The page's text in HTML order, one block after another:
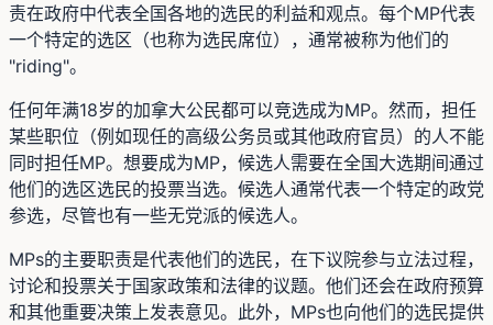
责在政府中代表全国各地的选民的利益和观点。每个MP代表
一个特定的选区（也称为选民席位），通常被称为他们的
"riding"。
任何年满18岁的加拿大公民都可以竞选成为MP。然而，担任
某些职位（例如现任的高级公务员或其他政府官员）的人不能
同时担任MP。想要成为MP，候选人需要在全国大选期间通过
他们的选区选民的投票当选。候选人通常代表一个特定的政党
参选，尽管也有一些无党派的候选人。
MPs的主要职责是代表他们的选民，在下议院参与立法过程，
讨论和投票关于国家政策和法律的议题。他们还会在政府预算
和其他重要决策上发表意见。此外，MPs也向他们的选民提供